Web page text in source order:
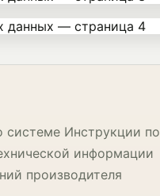
системе Инструкции по
информации
производителя